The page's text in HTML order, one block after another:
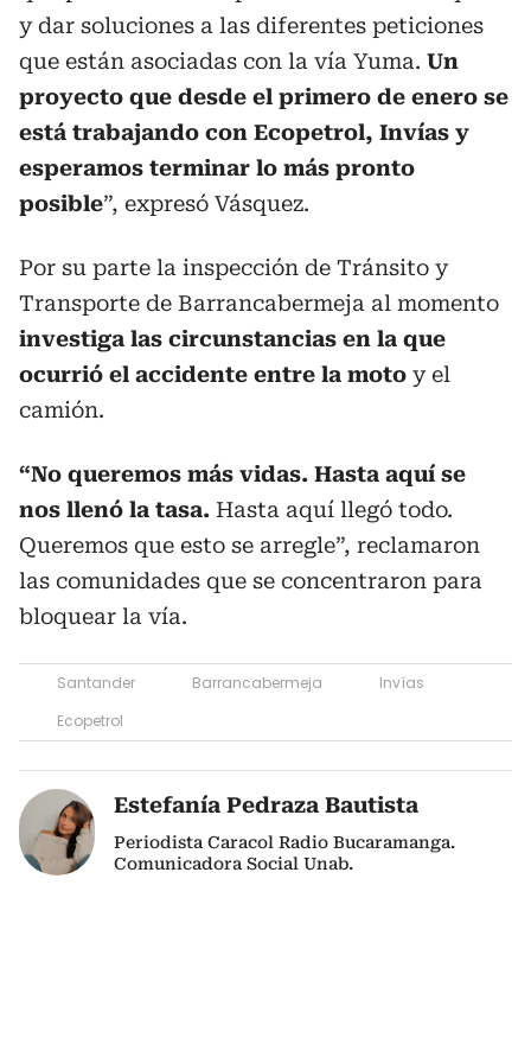
y dar soluciones a las diferentes peticiones
que están asociadas con la vía Yuma. Un
proyecto que desde el primero de enero se
está trabajando con Ecopetrol, Invías y
esperamos terminar lo más pronto
posible”, expresó Vásquez.
Por su parte la inspección de Tránsito y
Transporte de Barrancabermeja al momento
investiga las circunstancias en la que
ocurrió el accidente entre la moto y el
camión.
“No queremos más vidas. Hasta aquí se
nos llenó la tasa. Hasta aquí llegó todo.
Queremos que esto se arregle”, reclamaron
las comunidades que se concentraron para
bloquear la vía.
Santander Barrancabermeja
Invías
Ecopetrol
Estefanía Pedraza Bautista
Periodista Caracol Radio Bucaramanga.
Comunicadora Social Unab.